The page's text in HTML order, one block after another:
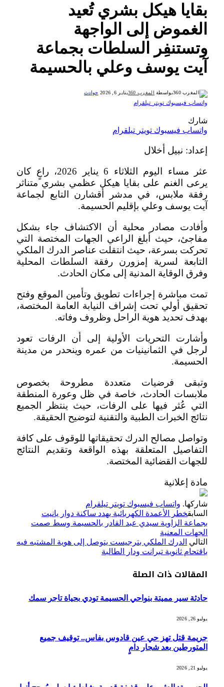
بقايا هيكل بشري تُعيد
الغموض إلى الواجهة
وتستنفِر السلطات بجماعة
آيت يوسف وعلي بالحسيمة
بواسطة المغرب 360 يناير 6, 2026 حوادث
واتساب فيسبوك تويتر تيلقرام
شارك
واتساب فيسبوك تويتر تيلقرام
إعداد: نبيل أخلال
عثر مساء اليوم الثلاثاء 6 يناير 2026، راعٍ كان
يرعى الغنم على بقايا هيكل عظمي بشري متناثر
رفقة ملابس، في مدشر أقشارن التابع لجماعة
آيت يوسف وعلي بإقليم الحسيمة.
وأفادت مصادر محلية أن الاكتشاف جاء بشكل
مفاجئ، حيث أبلغ الراعي الجهات المختصة التي
تحركت بسرعة، حيث انتقلت عناصر الدرك الملكي
التابعة لسرية إمزورن رفقة السلطات المحلية
وفرق الوقاية المدنية إلى مكان الحادث.
تمت مباشرة إجراءات تطويق وتأمين الموقع وفتح
تحقيق أولي تحت إشراف النيابة العامة المختصة،
بهدف تحديد هوية الراحل وظروف وفاته.
وأشارت التحريات الأولية إلى أن الرفات تعود
لرجل في الثمانينيات من عمره وينحدر من مدينة
الحسيمة.
وتبقى فرضيات متعددة مطروحة بخصوص
ملابسات الحادث، خاصة في ظل وعورة المنطقة
التي عُثر فيها على الرفات، حيث ينتظر الجميع
نتائج الخبرات الطبية والتقنية لتوضيح الحقيقة.
وتواصل مصالح الدرك تحقيقاتها للوقوف على كافة
التفاصيل المتعلقة بهذه الواقعة وتقديم النتائج
للجهات القضائية المختصة.
مادة إعلانية
شاركها. واتساب فيسبوك تويتر تيلقرام
السابقخطر الأعمدة الكهربائية يهدد ساكنة دوار يانيت
بجماعة الزاوية سيدي عبد القادر بالحسيمة وسط صمت
الجهات المعنية
التالي الدرك الملكي بترجيست يتوصل إلى هوية المشتبه فيه
باقتحام ثانوية تبرانت ودار الطالبة
المقالات ذات الصلة
حادثة سير مميتة بنواحي الحسيمة تودي بحياة تاجر سمك
يوليو 26, 2026
جريمة قتل تهز حي عين قادوس بفاس.. توقيف جميع
المتورطين بعد شجار دامٍ
يوليو 21, 2026